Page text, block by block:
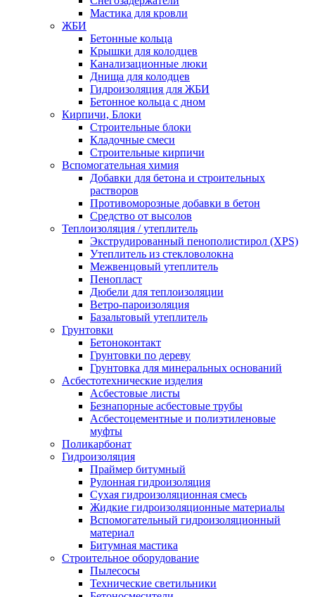
Мастика для кровли
ЖБИ
Бетонные кольца
Крышки для колодцев
Канализационные люки
Днища для колодцев
Гидроизоляция для ЖБИ
Бетонное кольца с дном
Кирпичи, Блоки
Строительные блоки
Кладочные смеси
Строительные кирпичи
Вспомогательная химия
Добавки для бетона и строительных
растворов
Противоморозные добавки в бетон
Средство от высолов
Теплоизоляция / утеплитель
Экструдированный пенополистирол (XPS)
Утеплитель из стекловолокна
Межвенцовый утеплитель
Пенопласт
Дюбели для теплоизоляции
Ветро-пароизоляция
Базальтовый утеплитель
Грунтовки
Бетоноконтакт
Грунтовки по дереву
Грунтовка для минеральных оснований
Асбестотехнические изделия
Асбестовые листы
Безнапорные асбестовые трубы
Асбестоцементные и полиэтиленовые
муфты
Поликарбонат
Гидроизоляция
Праймер битумный
Рулонная гидроизоляция
Сухая гидроизоляционная смесь
Жидкие гидроизоляционные материалы
Вспомогательный гидроизоляционный
материал
Битумная мастика
Строительное оборудование
Пылесосы
Технические светильники